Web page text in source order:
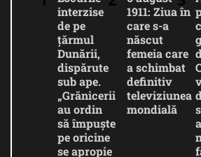
interzise
de pe
țărmul
Dunării,
dispărute
sub ape.
„Grănicerii
au ordin
să împuște
pe oricine
se apropie
1911: Ziua în
care s-a
născut
femeia care
a schimbat
definitiv
televiziunea
mondială